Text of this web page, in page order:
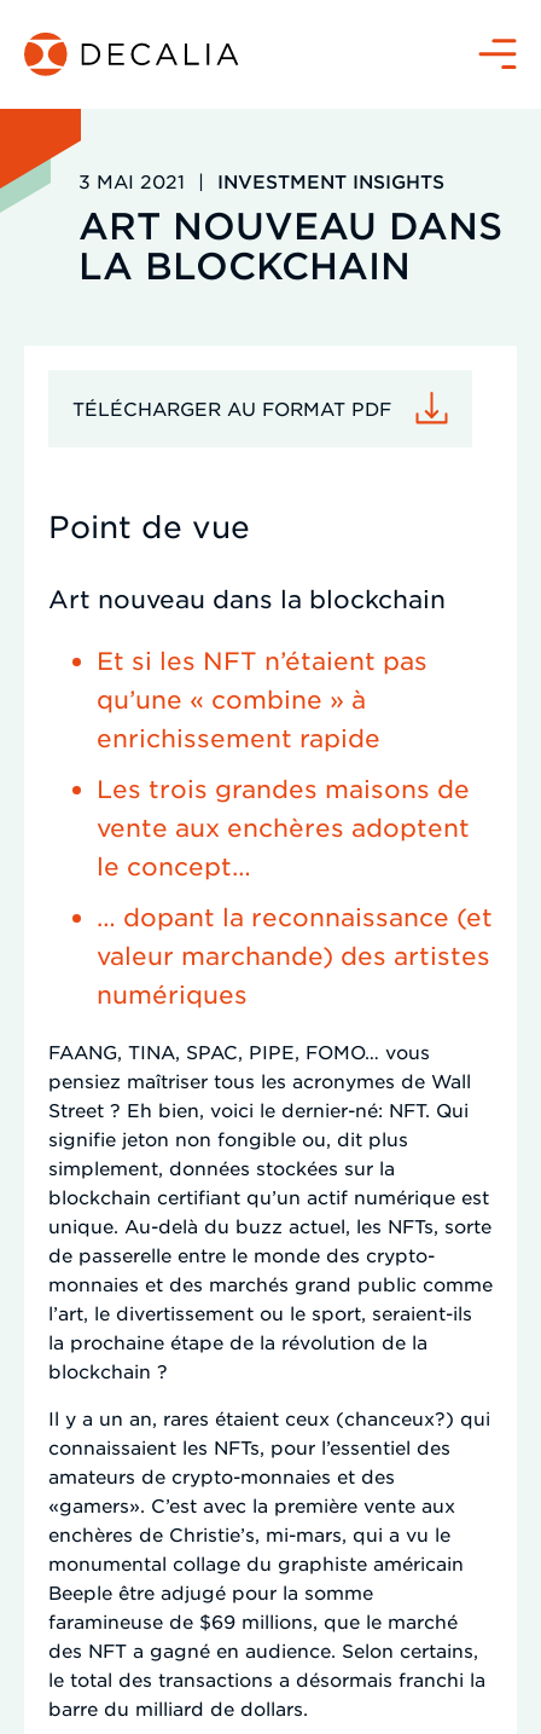
contenu
Menu
3 MAI 2021 | INVESTMENT INSIGHTS
ART NOUVEAU DANS
LA BLOCKCHAIN
TÉLÉCHARGER AU FORMAT PDF
Point de vue
Art nouveau dans la blockchain
Et si les NFT n’étaient pas
qu’une « combine » à
enrichissement rapide
Les trois grandes maisons de
vente aux enchères adoptent
le concept…
… dopant la reconnaissance (et
valeur marchande) des artistes
numériques
FAANG, TINA, SPAC, PIPE, FOMO… vous
pensiez maîtriser tous les acronymes de Wall
Street ? Eh bien, voici le dernier-né: NFT. Qui
signifie jeton non fongible ou, dit plus
simplement, données stockées sur la
blockchain certifiant qu’un actif numérique est
unique. Au-delà du buzz actuel, les NFTs, sorte
de passerelle entre le monde des crypto-
monnaies et des marchés grand public comme
l’art, le divertissement ou le sport, seraient-ils
la prochaine étape de la révolution de la
blockchain ?
Il y a un an, rares étaient ceux (chanceux?) qui
connaissaient les NFTs, pour l’essentiel des
amateurs de crypto-monnaies et des
«gamers». C’est avec la première vente aux
enchères de Christie’s, mi-mars, qui a vu le
monumental collage du graphiste américain
Beeple être adjugé pour la somme
faramineuse de $69 millions, que le marché
des NFT a gagné en audience. Selon certains,
le total des transactions a désormais franchi la
barre du milliard de dollars.